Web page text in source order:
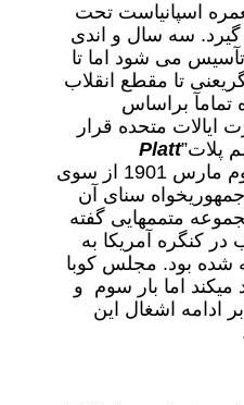
اسپانیاست تحت
گیرد. سه سال و اندی
می شود اما تا
تا مقطع انقلاب
تمامآ براساس
ایالات متحده قرار
پلات”Platt
که در دوم مارس 1901 از سوی
جمهوریخواه سنای آن
متممهایی گفته
کنگره آمریکا به
شده بود. مجلس کوبا
میکند اما بار سوم و
بر ادامه اشغال این